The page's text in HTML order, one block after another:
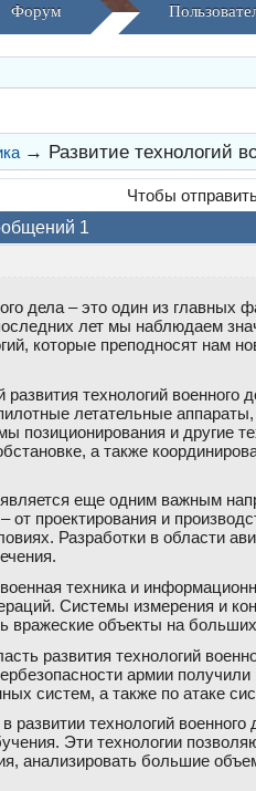
Форум
→ Развитие технологий
Чтобы
1
дела – это один из
лет мы наблюдаем
которые преподносят нам
технологий военного
летательные
позиционирования и другие
а также
еще одним важным
от проектирования и
Разработки в области
техника и
Системы измерения и
вражеские объекты на
развития технологий
армии
систем, а также по атаке
технологий военного
Эти технологии
анализировать большие